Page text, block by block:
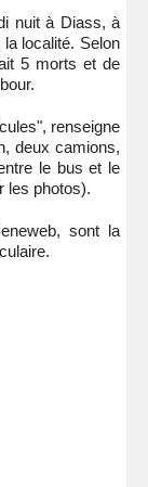
la localité. Selon
5 morts et de
renseigne
deux camions,
le bus et le
les photos).
sont la